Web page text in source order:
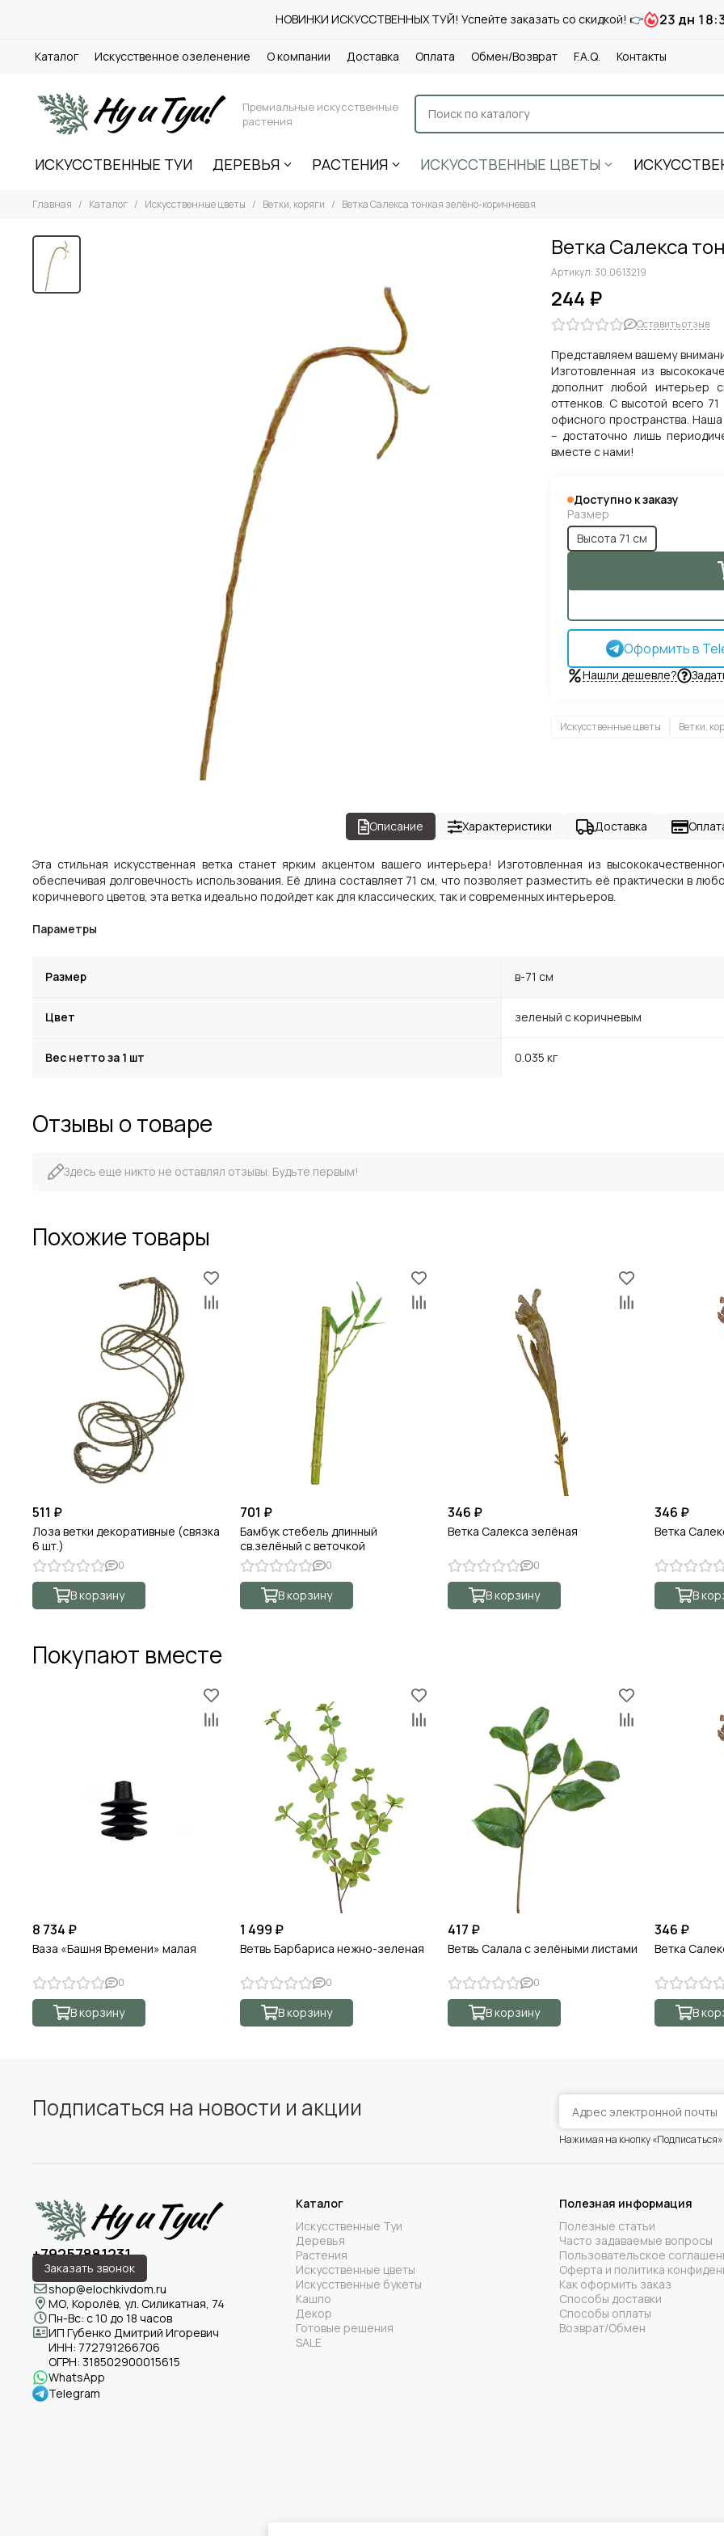
НОВИНКИ ИСКУССТВЕННЫХ ТУЙ! Успейте заказать со скидкой! 👉 23 дн
Каталог Искусственное озеленение О компании Доставка Оплата Обмен/Возврат F.A.Q. Контакты
Премиальные искусственные
растения
ИСКУССТВЕННЫЕ ТУИ ДЕРЕВЬЯ РАСТЕНИЯ ИСКУССТВЕННЫЕ ЦВЕТЫ
Главная Каталог Искусственные цветы Ветки, коряги Ветка Салекса тонкая зелёно-коричневая
Ветка Салекса
Артикул:30.0613219
244 ₽
Оставить отзыв
Представляем вашему
Изготовленная из
дополнит любой интерьер
оттенков. С высотой всего
офисного пространства.
– достаточно лишь
вместе с нами!
Доступно к заказу
Размер
Высота 71 см
Оформить в
Нашли дешевле?
Искусственные цветы Ветки,
Описание Характеристики Доставка
Эта стильная искусственная ветка станет ярким акцентом вашего интерьера! Изготовленная из
обеспечивая долговечность использования. Её длина составляет 71 см, что позволяет разместить её практически в
коричневого цветов, эта ветка идеально подойдет как для классических, так и современных интерьеров.
Параметры
Размер в-71 см
Цвет зеленый с коричневым
Вес нетто за 1 шт 0.035 кг
Отзывы о товаре
Здесь еще никто не оставлял отзывы. Будьте первым!
Похожие товары
511 ₽
Лоза ветки декоративные (связка
6 шт.)
0
В корзину
701 ₽
Бамбук стебель длинный
св.зелёный с веточкой
0
В корзину
346 ₽
Ветка Салекса зелёная
0
В корзину
346 ₽
Ветка
В
Покупают вместе
8 734 ₽
Ваза «Башня Времени» малая
0
В корзину
1 499 ₽
Ветвь Барбариса нежно-зеленая
0
В корзину
417 ₽
Ветвь Салала с зелёными листами
0
В корзину
346 ₽
Ветка
В
Подписаться на новости и акции
Нажимая на кнопку
+79257881231
Заказать звонок
shop@elochkivdom.ru
МО, Королёв, ул. Силикатная, 74
Пн-Вс: с 10 до 18 часов
ИП Губенко Дмитрий Игоревич
ИНН: 772791266706
ОГРН: 318502900015615
WhatsApp
Telegram
Каталог
Искусственные Туи
Деревья
Растения
Искусственные цветы
Искусственные букеты
Кашпо
Декор
Готовые решения
SALE
Полезная информация
Полезные статьи
Часто задаваемые вопросы
Пользовательское
Оферта и политика
Как оформить заказ
Способы доставки
Способы оплаты
Возврат/Обмен